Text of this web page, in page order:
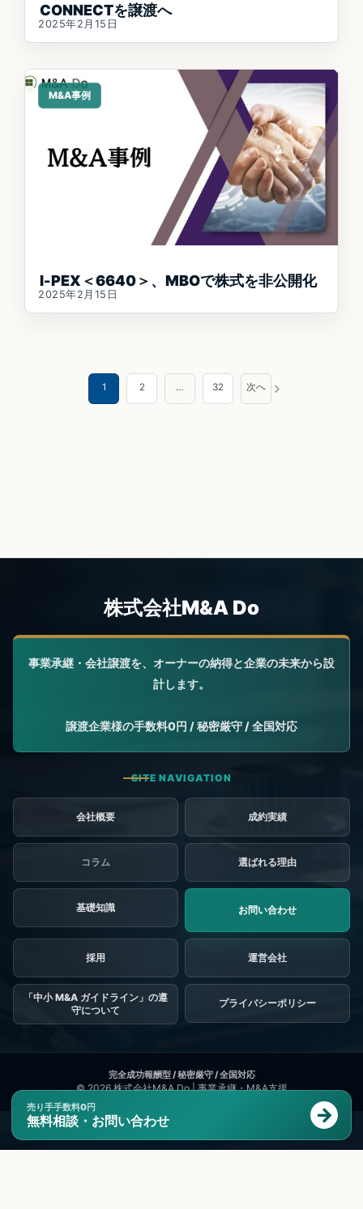
CONNECTを譲渡へ
2025年2月15日
M&A事例
I-PEX＜6640＞、MBOで株式を非公開化
2025年2月15日
1 2 … 32 次へ
会社概要 成約実績
コラム 選ばれる理由
基礎知識 お問い合わせ
採用
「中小 M&A ガイドライン」の遵
守について
プライバシーポリシー
© 2026株式会社M&A Do | 事業承継・M&A支援
売り手手数料0円
無料相談・お問い合わせ